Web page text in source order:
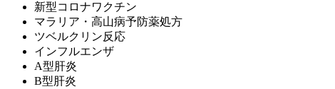
新型コロナワクチン
マラリア・高山病予防薬処方
ツベルクリン反応
インフルエンザ
A型肝炎
B型肝炎